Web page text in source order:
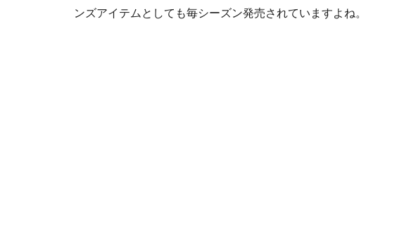
ンズアイテムとしても毎シーズン発売されていますよね。